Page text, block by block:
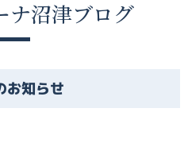
ナ沼津ブログ
知らせ